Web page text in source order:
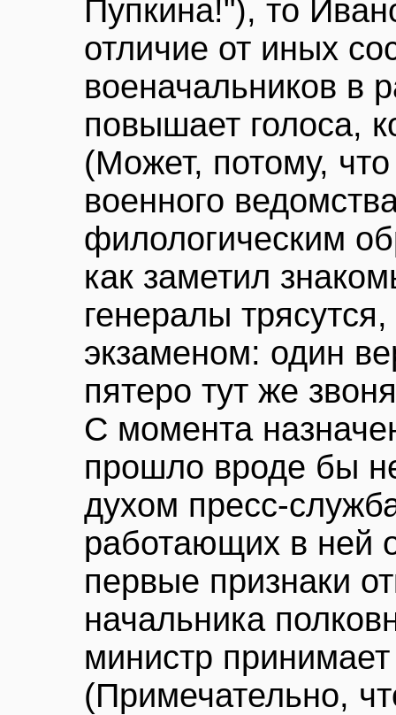
Пупкина!"), то
отличие от иных
военачальников в
повышает голоса,
(Может, потому,
военного
филологическим
как заметил
генералы
экзаменом: один
пятеро тут же
С момента
прошло вроде бы
духом пресс-
работающих в ней
первые признаки
начальника
министр
(Примечательно,